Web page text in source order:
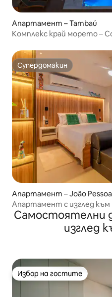
Апартамент – Tambaú
Комплекс край морето –
Супердомакин
Супердомакин
Апартамент – João Pessoa
Апартамент с изглед към морето с частен басейн
08 Get Sense
Самостоятелни
изглед
Избор на гостите
Избор на гостите